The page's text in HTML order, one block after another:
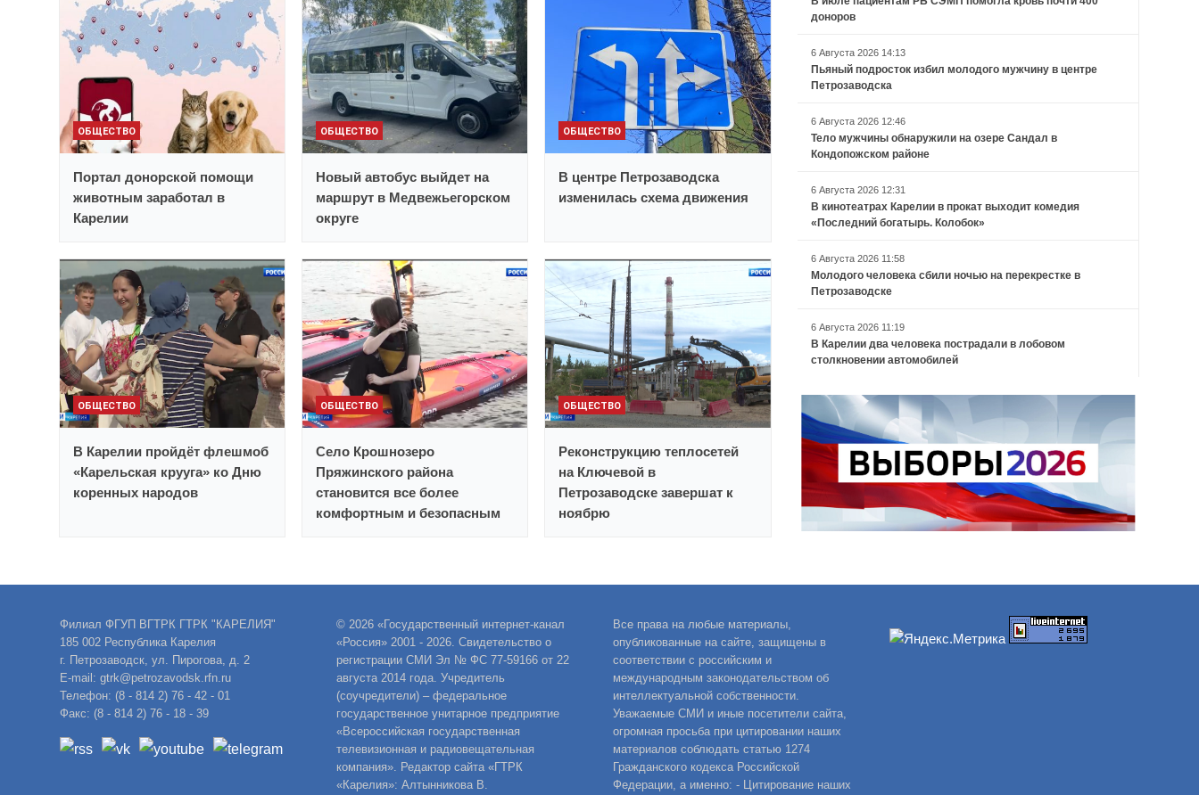
ОБЩЕСТВО
Портал донорской помощи
животным заработал в
Карелии
ОБЩЕСТВО
Новый автобус выйдет на
маршрут в Медвежьегорском
округе
ОБЩЕСТВО
В центре Петрозаводска
изменилась схема движения
ОБЩЕСТВО
В Карелии пройдёт флешмоб
«Карельская крууга» ко Дню
коренных народов
ОБЩЕСТВО
Село Крошнозеро
Пряжинского района
становится все более
комфортным и безопасным
ОБЩЕСТВО
Реконструкцию теплосетей
на Ключевой в
Петрозаводске завершат к
ноябрю
доноров
6 Августа 2026 14:13
Пьяный подросток избил молодого мужчину в центре
Петрозаводска
6 Августа 2026 12:46
Тело мужчины обнаружили на озере Сандал в
Кондопожском районе
6 Августа 2026 12:31
В кинотеатрах Карелии в прокат выходит комедия
«Последний богатырь. Колобок»
6 Августа 2026 11:58
Молодого человека сбили ночью на перекрестке в
Петрозаводске
6 Августа 2026 11:19
В Карелии два человека пострадали в лобовом
столкновении автомобилей
Филиал ФГУП ВГТРК ГТРК "КАРЕЛИЯ"
185 002 Республика Карелия
г. Петрозаводск, ул. Пирогова, д. 2
E-mail: gtrk@petrozavodsk.rfn.ru
Телефон: (8 - 814 2) 76 - 42 - 01
Факс: (8 - 814 2) 76 - 18 - 39
© 2026 «Государственный интернет-канал
«Россия» 2001 - 2026. Свидетельство о
регистрации СМИ Эл № ФС 77-59166 от 22
августа 2014 года. Учредитель
(соучредители) – федеральное
государственное унитарное предприятие
«Всероссийская государственная
телевизионная и радиовещательная
компания». Редактор сайта «ГТРК
«Карелия»: Алтынникова В.
Все права на любые материалы,
опубликованные на сайте, защищены в
соответствии с российским и
международным законодательством об
интеллектуальной собственности.
Уважаемые СМИ и иные посетители сайта,
огромная просьба при цитировании наших
материалов соблюдать статью 1274
Гражданского кодекса Российской
Федерации, а именно: - Цитирование наших